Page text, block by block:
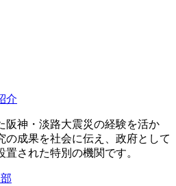
介
阪神・淡路大震災の経験を活か
の成果を社会に伝え、政府として
された特別の機関です。